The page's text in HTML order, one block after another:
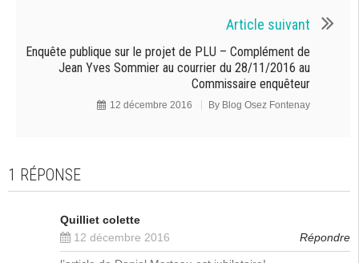
Article suivant
Enquête publique sur le projet de PLU – Complément de
Jean Yves Sommier au courrier du 28/11/2016 au
Commissaire enquêteur
12 décembre 2016 By Blog Osez Fontenay
1 RÉPONSE
Quilliet colette
12 décembre 2016
Répondre